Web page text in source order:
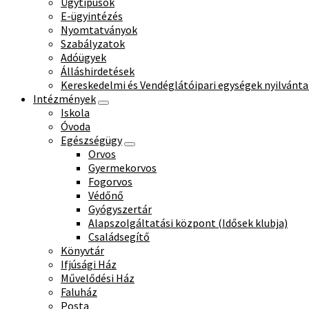
E-ügyintézés
Nyomtatványok
Szabályzatok
Adóügyek
Álláshirdetések
Kereskedelmi és Vendéglátóipari egységek
Intézmények
Iskola
Óvoda
Egészségügy
Orvos
Gyermekorvos
Fogorvos
Védőnő
Gyógyszertár
Alapszolgáltatási központ (Idősek klubja)
Családsegítő
Könyvtár
Ifjúsági Ház
Művelődési Ház
Faluház
Posta